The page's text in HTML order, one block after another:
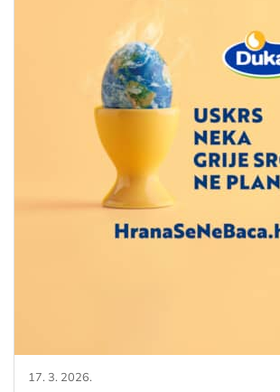
17. 3. 2026.